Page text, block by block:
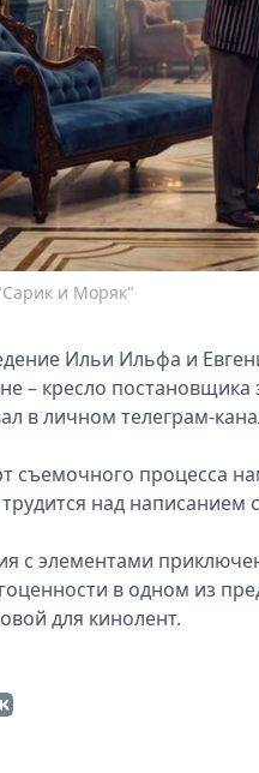
и Моряк"
Ильи Ильфа и
– кресло
в личном телеграм-
съемочного процесса
над написанием
с элементами
в одном из
для кинолент.